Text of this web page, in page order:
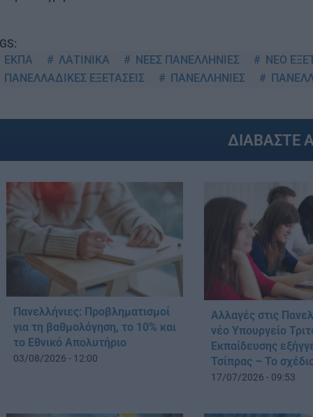
ΕΚΠΑ
ΛΑΤΙΝΙΚΑ ΝΕΕΣ ΠΑΝΕΛΛΗΝΙΕΣ ΝΕΟ
ΠΑΝΕΛΛΑΔΙΚΕΣ ΕΞΕΤΑΣΕΙΣ
ΠΑΝΕΛΛΗΝΙΕΣ
ΔΙΑΒΑΣΤΕ
Πανελλήνιες: Προβληματισμοί
για τη βαθμολόγηση, το 10% και
το Εθνικό Απολυτήριο
03/08/2026 - 12:00
Αλλαγές στις
νέο Υπουργείο
Εκπαίδευσης
Τσίπρας – Το
17/07/2026 - 09:53